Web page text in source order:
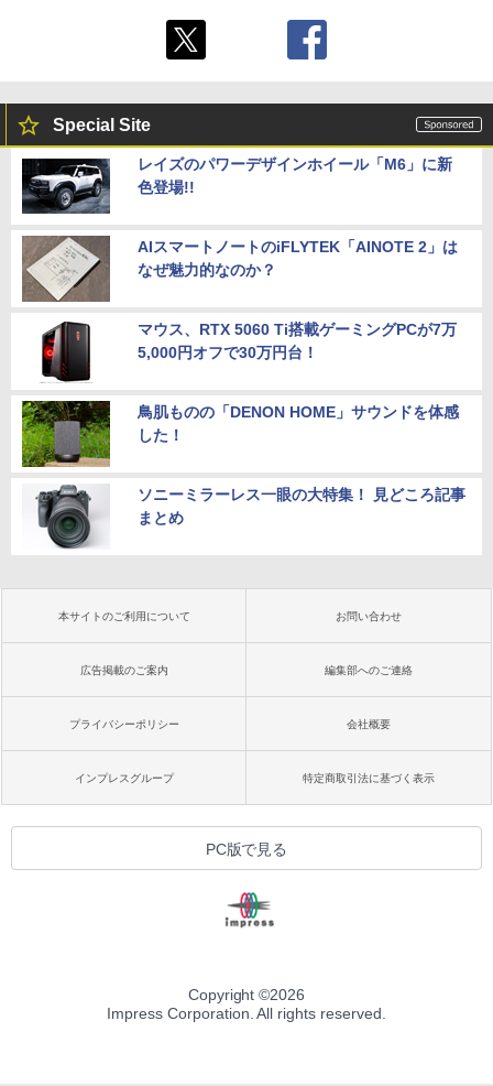
Special Site
レイズのパワーデザインホイール「M6」に新
色登場!!
AIスマートノートのiFLYTEK「AINOTE 2」は
なぜ魅力的なのか？
マウス、RTX 5060 Ti搭載ゲーミングPCが7万
5,000円オフで30万円台！
鳥肌ものの「DENON HOME」サウンドを体感
した！
ソニーミラーレス一眼の大特集！ 見どころ記事
まとめ
本サイトのご利用について お問い合わせ
広告掲載のご案内 編集部へのご連絡
プライバシーポリシー 会社概要
インプレスグループ 特定商取引法に基づく表示
PC版で見る
Copyright ©2026
Impress Corporation. All rights reserved.